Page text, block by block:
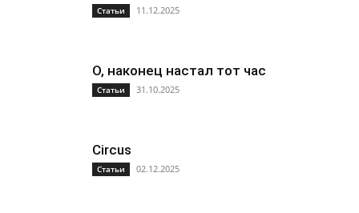
Статьи 11.12.2025
О, наконец настал тот час
Статьи 31.10.2025
Circus
Статьи 02.12.2025